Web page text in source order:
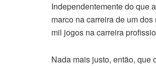
Independentemente do que
marco na carreira de um
mil jogos na carreira
Nada mais justo, então, que